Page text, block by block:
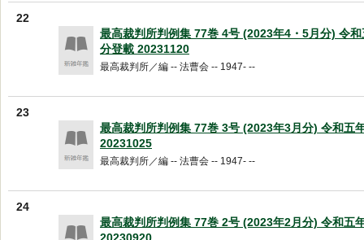
22
最高裁判所判例集 77巻 4号 (2023年4・5月分) 令
分登載 20231120
最高裁判所／編 -- 法曹会 -- 1947- --
23
最高裁判所判例集 77巻 3号 (2023年3月分) 令和五
20231025
最高裁判所／編 -- 法曹会 -- 1947- --
24
最高裁判所判例集 77巻 2号 (2023年2月分) 令和五